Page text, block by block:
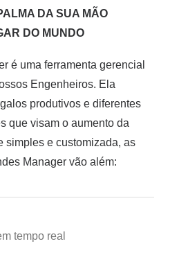
DA SUA MÃO
DO MUNDO
é uma ferramenta gerencial
Engenheiros. Ela
produtivos e diferentes
que visam o aumento da
simples e customizada, as
Manager vão além:
tempo real